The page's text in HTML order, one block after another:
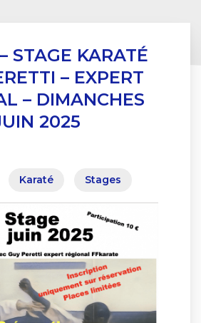
STAGE KARATÉ
– EXPERT
– DIMANCHES
2025
Karaté Stages